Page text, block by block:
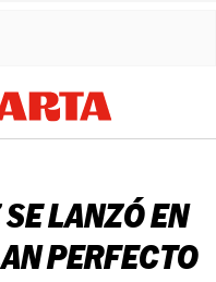
LANZÓ EN
PERFECTO